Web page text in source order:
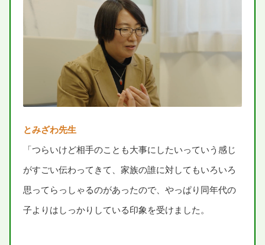
とみざわ先生
「つらいけど相手のことも大事にしたいっていう 感じ
がすごい伝わってきて、 家族の誰に対してもいろいろ
思ってらっしゃるのがあったので、やっぱり 同年代の
子よりはしっかりしている印象 を受けました。